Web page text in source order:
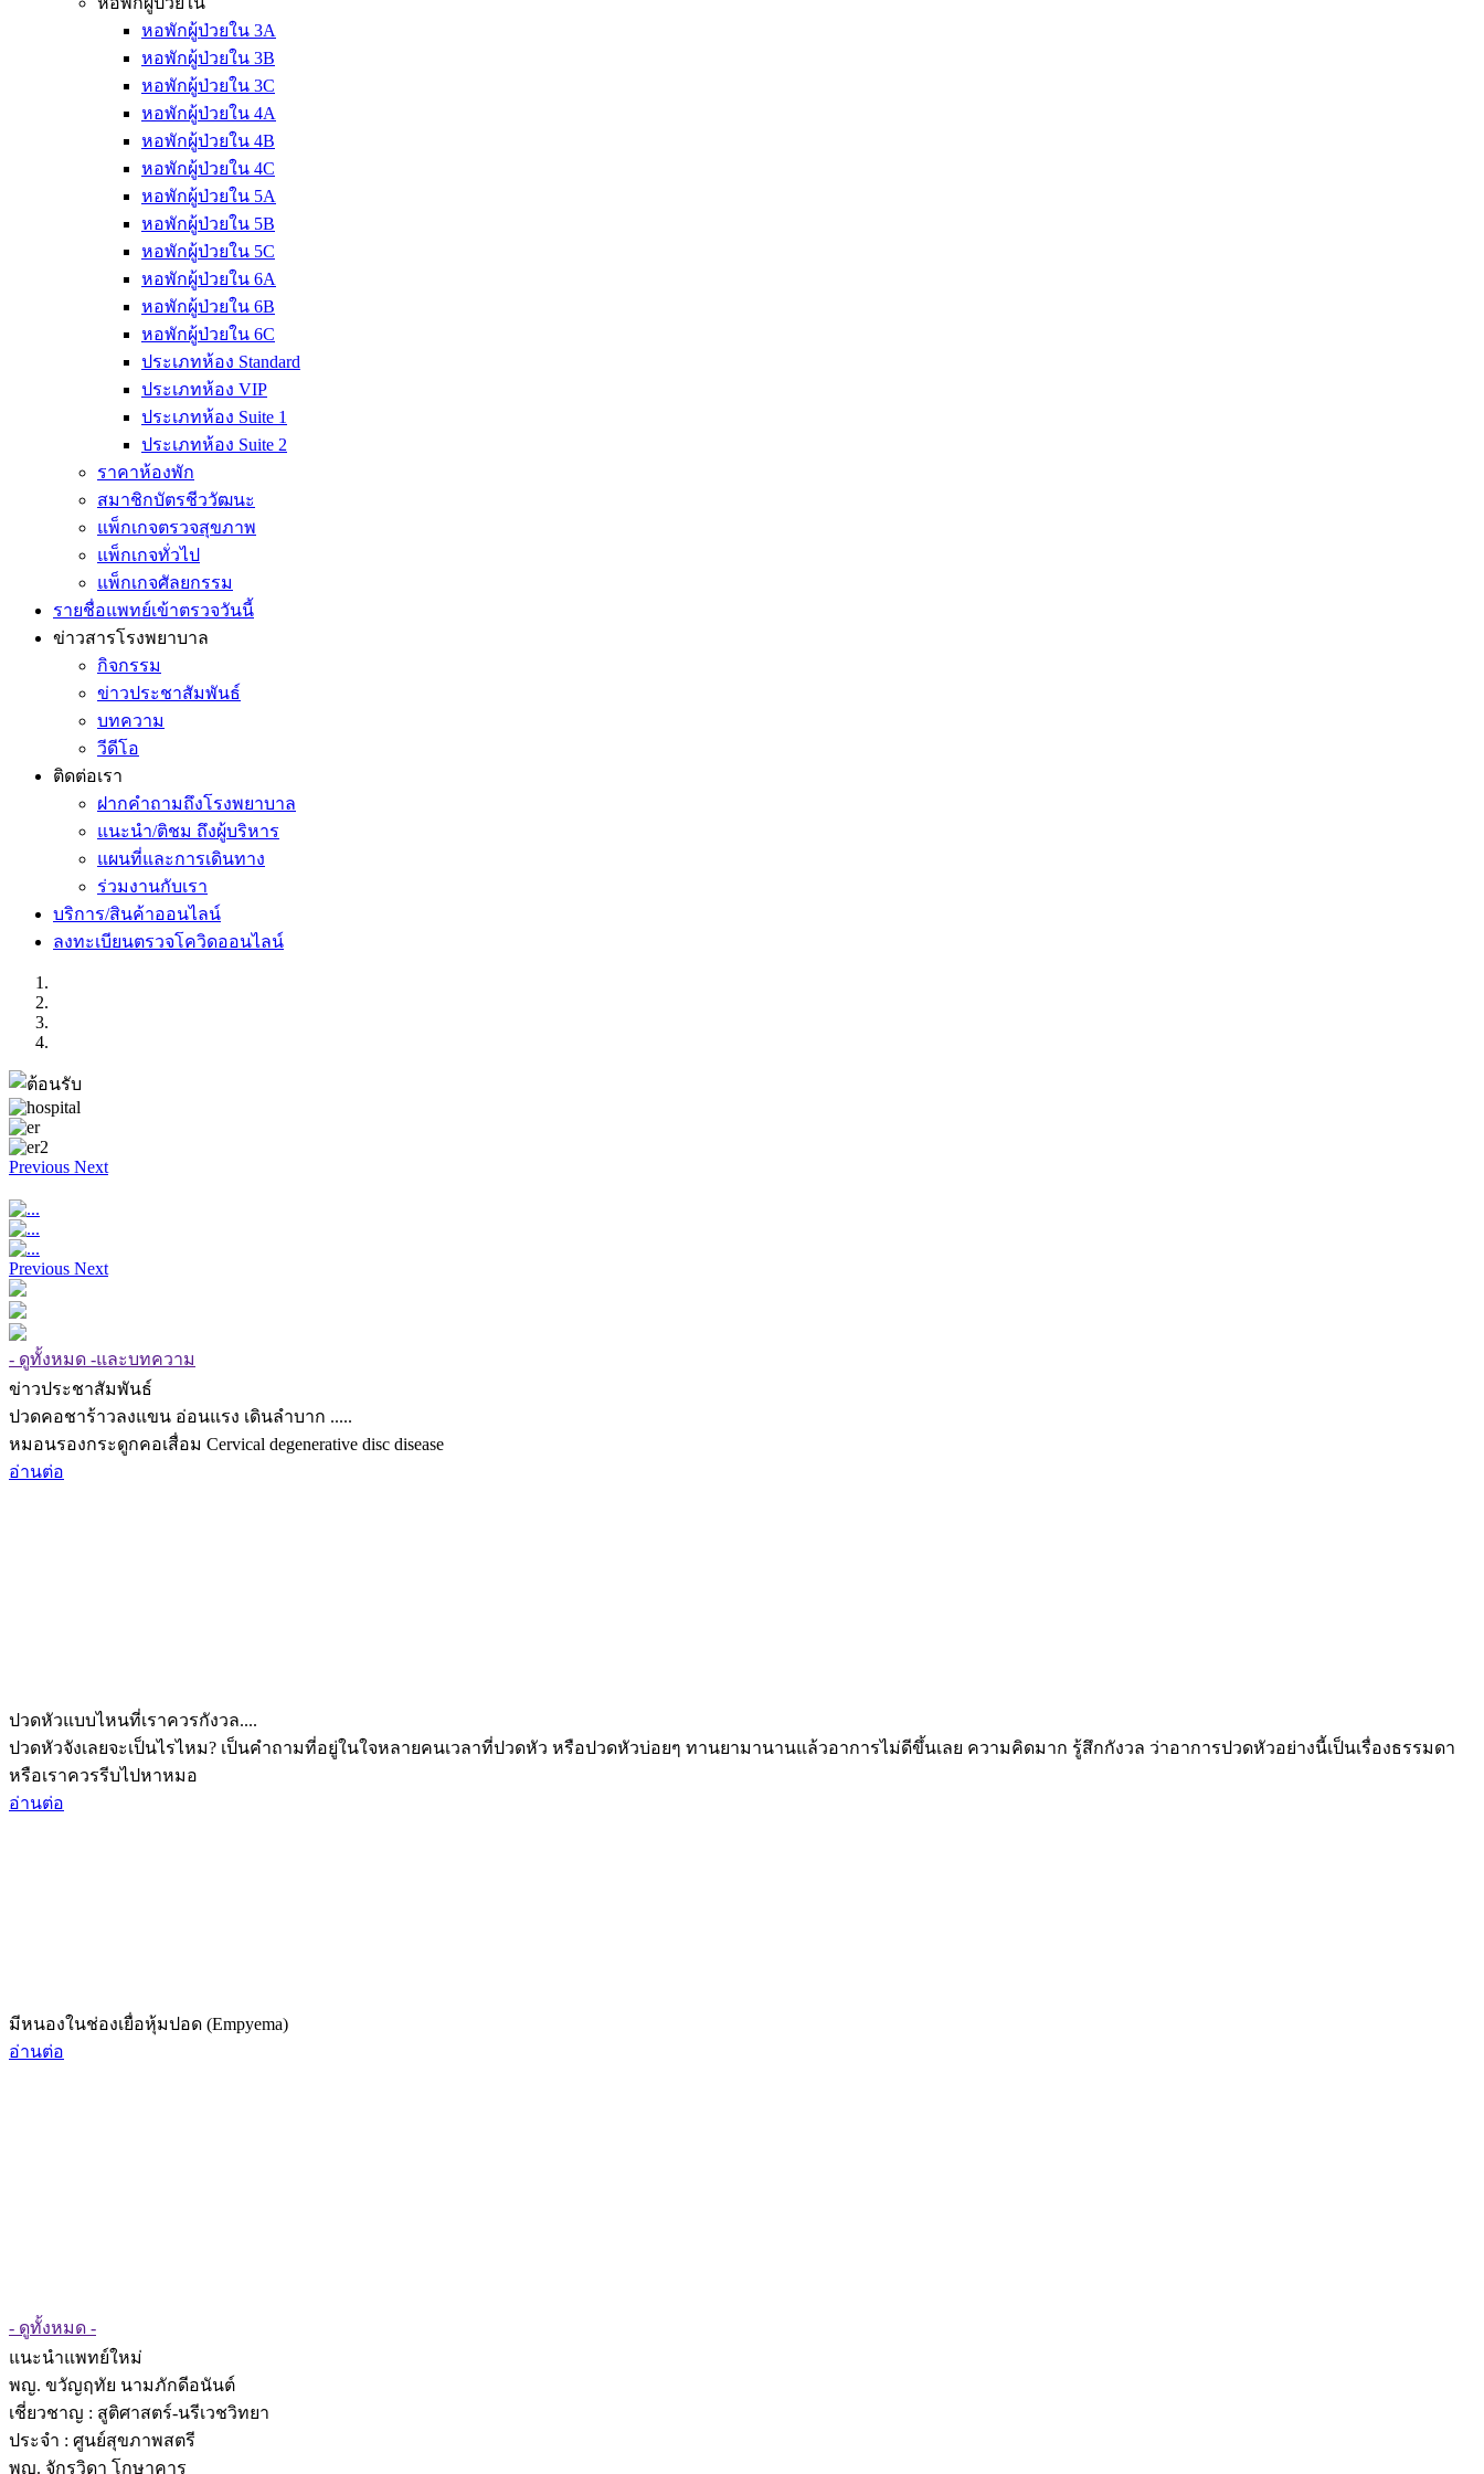
หอพักผู้ป่วยใน 3A
หอพักผู้ป่วยใน 3B
หอพักผู้ป่วยใน 3C
หอพักผู้ป่วยใน 4A
หอพักผู้ป่วยใน 4B
หอพักผู้ป่วยใน 4C
หอพักผู้ป่วยใน 5A
หอพักผู้ป่วยใน 5B
หอพักผู้ป่วยใน 5C
หอพักผู้ป่วยใน 6A
หอพักผู้ป่วยใน 6B
หอพักผู้ป่วยใน 6C
ประเภทห้อง Standard
ประเภทห้อง VIP
ประเภทห้อง Suite 1
ประเภทห้อง Suite 2
ราคาห้องพัก
สมาชิกบัตรชีววัฒนะ
แพ็กเกจตรวจสุขภาพ
แพ็กเกจทั่วไป
แพ็กเกจศัลยกรรม
รายชื่อแพทย์เข้าตรวจวันนี้
ข่าวสารโรงพยาบาล
กิจกรรม
ข่าวประชาสัมพันธ์
บทความ
วีดีโอ
ติดต่อเรา
ฝากคำถามถึงโรงพยาบาล
แนะนำ/ติชม ถึงผู้บริหาร
แผนที่และการเดินทาง
ร่วมงานกับเรา
บริการ/สินค้าออนไลน์
ลงทะเบียนตรวจโควิดออนไลน์
Previous Next
Previous Next
- ดูทั้งหมด -และบทความ
ข่าวประชาสัมพันธ์
ปวดคอชาร้าวลงแขน อ่อนแรง เดินลำบาก .....
หมอนรองกระดูกคอเสื่อม Cervical degenerative disc disease
อ่านต่อ
ปวดหัวแบบไหนที่เราควรกังวล....
ปวดหัวจังเลยจะเป็นไรไหม? เป็นคำถามที่อยู่ในใจหลายคนเวลาที่ปวดหัว หรือปวดหัวบ่อยๆ ทานยามานานแล้วอาการไม่ดีขึ้นเลย ความคิดมาก รู้สึกกังวล ว่าอาการปวดหัวอย่างนี้เป็นเรื่องธรรมดา
หรือเราควรรีบไปหาหมอ
อ่านต่อ
มีหนองในช่องเยื่อหุ้มปอด (Empyema)
อ่านต่อ
- ดูทั้งหมด -
แนะนำแพทย์ใหม่
พญ. ขวัญฤทัย นามภักดีอนันต์
เชี่ยวชาญ : สูติศาสตร์-นรีเวชวิทยา
ประจำ : ศูนย์สุขภาพสตรี
พญ. จักรวิดา โกษาคาร